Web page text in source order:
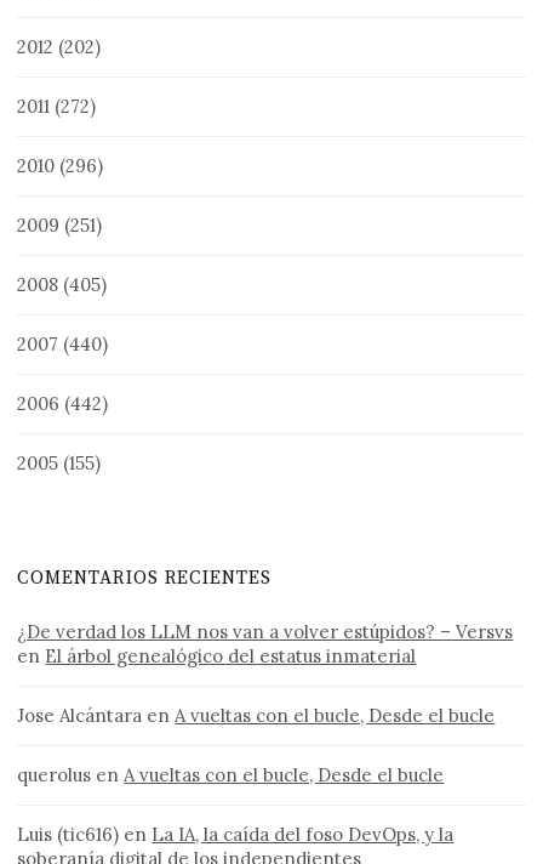
2012 (202)
2011 (272)
2010 (296)
2009 (251)
2008 (405)
2007 (440)
2006 (442)
2005 (155)
COMENTARIOS RECIENTES
¿De verdad los LLM nos van a volver estúpidos? – Versvs
en El árbol genealógico del estatus inmaterial
Jose Alcántara enA vueltas con el bucle, Desde el bucle
querolus enA vueltas con el bucle, Desde el bucle
Luis (tic616) en La IA, la caída del foso DevOps, y la
soberanía digital de los independientes